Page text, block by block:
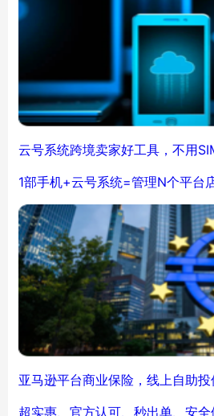
云号系统跨境卖家好工具，不用
1部手机+云号系统=管理N个平台
亚马逊平台商业保险，线上自助投
超实惠、官方认可、秒出单、安全